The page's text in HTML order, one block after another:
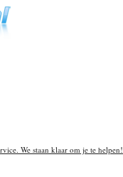
We staan klaar om je te helpen!